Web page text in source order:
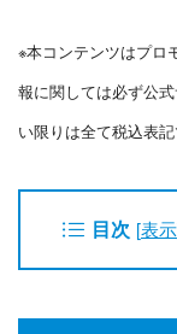
※本コンテンツはプロ
報に関しては必ず公
い限りは全て税込表記
目次 [表示